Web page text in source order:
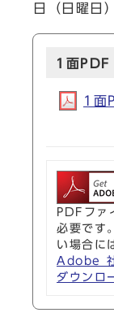
日（日曜日
1面PDF
1面
PDFフ
必要です
い場合に
Adobe
ダウンロ